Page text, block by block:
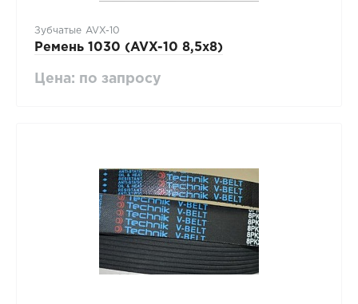
Зубчатые AVX-10
Ремень 1030 (AVX-10 8,5х8)
Цена: по запросу